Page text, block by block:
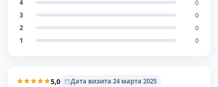
4
0
3
0
2
0
1
0
5,0
Дата визита 24 марта 2025